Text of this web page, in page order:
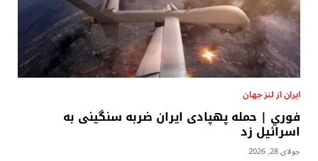
ایران از لنز جهان
فوري | حمله پهپادی ایران ضربه سنگینی به
اسرائیل زد
جولای 28, 2026